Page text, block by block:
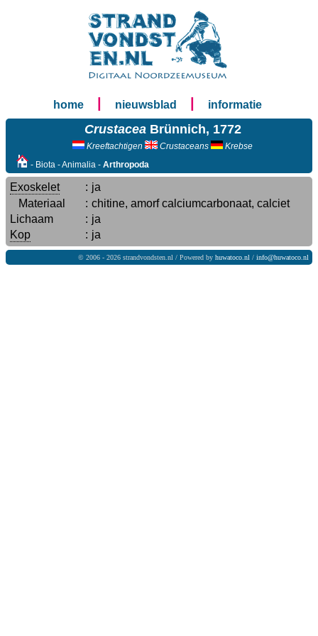
home nieuwsblad informatie
CrustaceaBrünnich, 1772
Kreeftachtigen Crustaceans
Krebse
- Biota - Animalia - Arthropoda
Exoskelet : ja
Materiaal
: chitine, amorf calciumcarbonaat, calciet
Lichaam
: ja
Kop
: ja
© 2006 - 2026 strandvondsten.nl / Powered by huwatoco.nl / info@huwatoco.nl